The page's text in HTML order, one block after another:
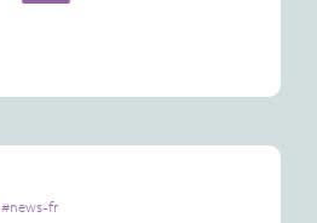
#news-fr